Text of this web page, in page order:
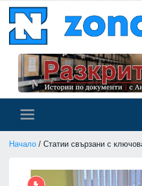
Начало / Статии свързани с